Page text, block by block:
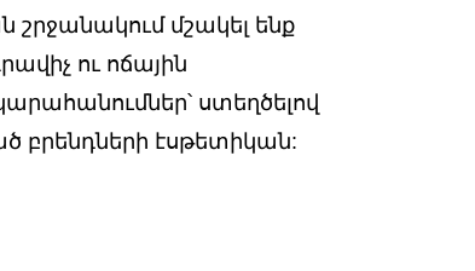
շրջանակում մշակել ենք
ու ոճային
ստեղծելով
բրենդների էսթետիկան: